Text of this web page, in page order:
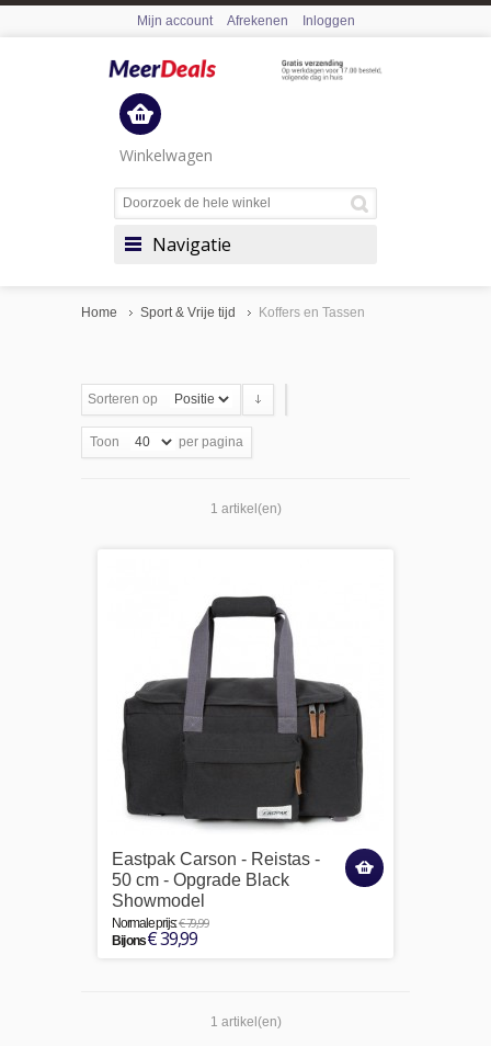
Mijn account Afrekenen Inloggen
Winkelwagen
Navigatie
Home Sport & Vrije tijd Koffers en Tassen
Sorteren op
Toon per pagina
1 artikel(en)
Eastpak Carson - Reistas -
50 cm - Opgrade Black
Showmodel
Normale prijs:€ 79,99
Bij ons€ 39,99
1 artikel(en)